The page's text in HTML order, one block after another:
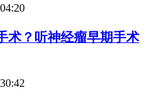
术？听神经瘤早期手术